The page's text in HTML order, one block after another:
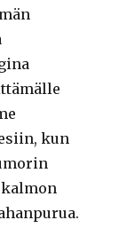
kun